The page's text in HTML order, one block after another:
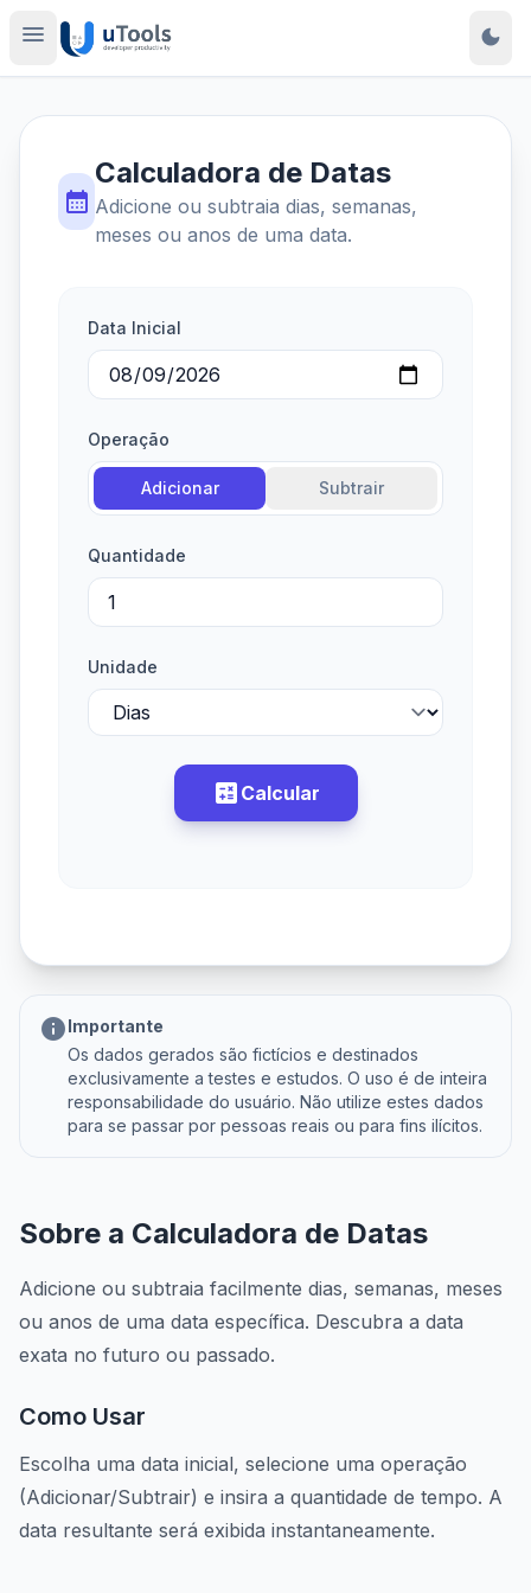
menu dark_mode
calendar_month
Calculadora de Datas
Adicione ou subtraia dias, semanas,
meses ou anos de uma data.
Data Inicial
Operação
Adicionar Subtrair
Quantidade
Unidade
calculate Calcular
infoImportante
Os dados gerados são fictícios e destinados
exclusivamente a testes e estudos. O uso é de inteira
responsabilidade do usuário. Não utilize estes dados
para se passar por pessoas reais ou para fins ilícitos.
Sobre a Calculadora de Datas
Adicione ou subtraia facilmente dias, semanas, meses
ou anos de uma data específica. Descubra a data
exata no futuro ou passado.
Como Usar
Escolha uma data inicial, selecione uma operação
(Adicionar/Subtrair) e insira a quantidade de tempo. A
data resultante será exibida instantaneamente.